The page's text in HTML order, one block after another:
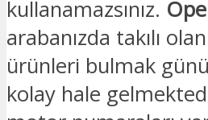
kullanamazsınız.
arabanızda takılı
ürünleri bulmak
kolay hale